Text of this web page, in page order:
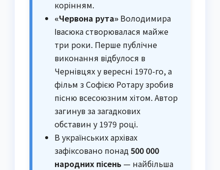
корінням.
«Червона рута» Володимира
Івасюка створювалася майже
три роки. Перше публічне
виконання відбулося в
Чернівцях у вересні 1970-го, а
фільм з Софією Ротару зробив
пісню всесоюзним хітом. Автор
загинув за загадкових
обставин у 1979 році.
В українських архівах
зафіксовано понад 500 000
народних пісень — найбільша